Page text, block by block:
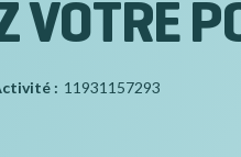
VOTRE
: 11931157293